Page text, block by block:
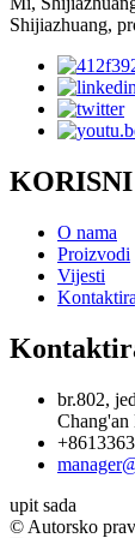
Shijiazhuang,
O nama
Proizvodi
Vijesti
br.802,
upit sada
© Autorsko